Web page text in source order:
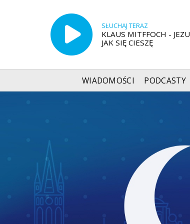
SŁUCHAJ TERAZ
KLAUS MITFFOCH - JEZU
JAK SIĘ CIESZĘ
WIADOMOŚCI PODCASTY